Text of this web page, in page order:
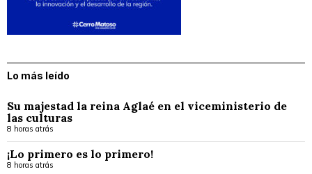
Lo más leído
Su majestad la reina Aglaé en el viceministerio de
las culturas
8 horas atrás
¡Lo primero es lo primero!
8 horas atrás